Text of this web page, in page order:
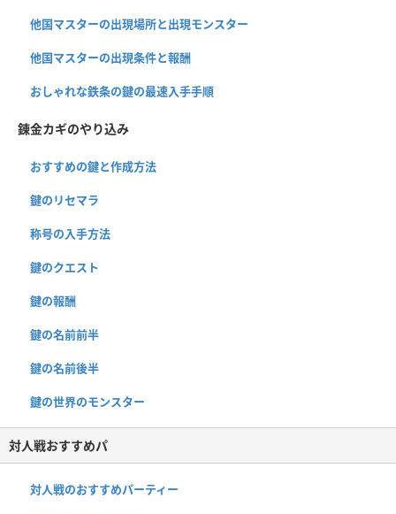
他国マスターの出現場所と出現モンスター
他国マスターの出現条件と報酬
おしゃれな鉄条の鍵の最速入手手順
錬金カギのやり込み
おすすめの鍵と作成方法
鍵のリセマラ
称号の入手方法
鍵のクエスト
鍵の報酬
鍵の名前前半
鍵の名前後半
鍵の世界のモンスター
対人戦おすすめパ
対人戦のおすすめパーティー